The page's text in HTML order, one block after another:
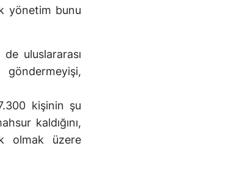
yönetim bunu
uluslararası
kişinin şu
kaldığını,
olmak üzere